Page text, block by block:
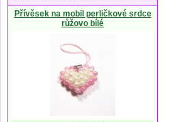
Přívěsek na mobil perličkové srdce
růžovo bílé